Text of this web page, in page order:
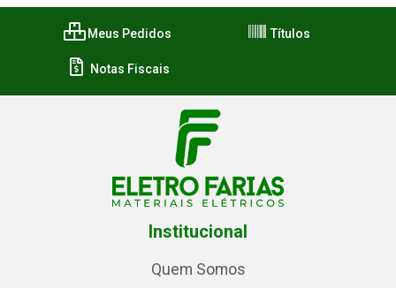
Meus Pedidos Títulos
Notas Fiscais
Institucional
Quem Somos